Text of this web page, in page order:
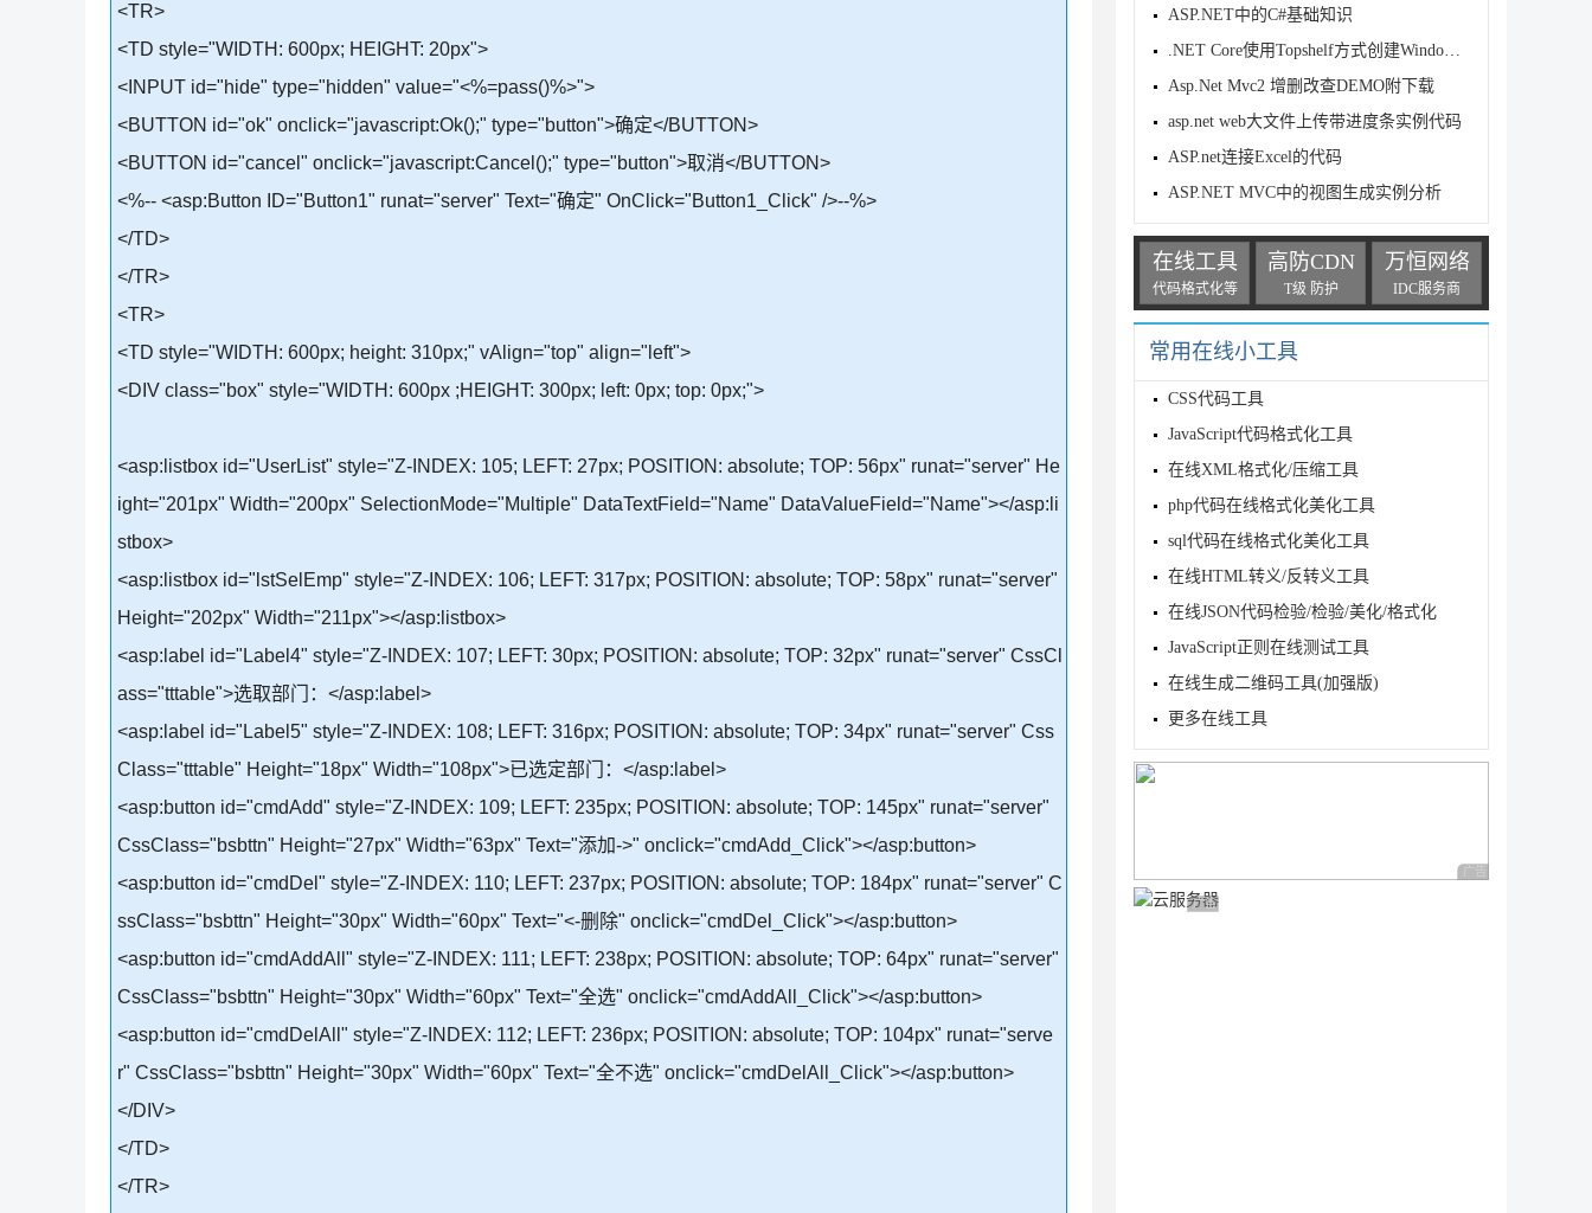
<TR>
<TD style="WIDTH: 600px; HEIGHT: 20px">
<INPUT id="hide" type="hidden" value="<%=pass()%>">
<BUTTON id="ok" onclick="javascript:Ok();" type="button">确定</BUTTON>
<BUTTON id="cancel" onclick="javascript:Cancel();" type="button">取消</BUTTON>
<%-- <asp:Button ID="Button1" runat="server" Text="确定" OnClick="Button1_Click" />--%>
</TD>
</TR>
<TR>
<TD style="WIDTH: 600px; height: 310px;" vAlign="top" align="left">
<DIV class="box" style="WIDTH: 600px ;HEIGHT: 300px; left: 0px; top: 0px;">
<asp:listbox id="UserList" style="Z-INDEX: 105; LEFT: 27px; POSITION: absolute; TOP: 56px" runat="server" He
ight="201px" Width="200px" SelectionMode="Multiple" DataTextField="Name" DataValueField="Name"></asp:li
stbox>
<asp:listbox id="lstSelEmp" style="Z-INDEX: 106; LEFT: 317px; POSITION: absolute; TOP: 58px" runat="server"
Height="202px" Width="211px"></asp:listbox>
<asp:label id="Label4" style="Z-INDEX: 107; LEFT: 30px; POSITION: absolute; TOP: 32px" runat="server" CssCl
ass="tttable">选取部门：</asp:label>
<asp:label id="Label5" style="Z-INDEX: 108; LEFT: 316px; POSITION: absolute; TOP: 34px" runat="server" Css
Class="tttable" Height="18px" Width="108px">已选定部门：</asp:label>
<asp:button id="cmdAdd" style="Z-INDEX: 109; LEFT: 235px; POSITION: absolute; TOP: 145px" runat="server"
CssClass="bsbttn" Height="27px" Width="63px" Text="添加->" onclick="cmdAdd_Click"></asp:button>
<asp:button id="cmdDel" style="Z-INDEX: 110; LEFT: 237px; POSITION: absolute; TOP: 184px" runat="server" C
ssClass="bsbttn" Height="30px" Width="60px" Text="<-删除" onclick="cmdDel_Click"></asp:button>
<asp:button id="cmdAddAll" style="Z-INDEX: 111; LEFT: 238px; POSITION: absolute; TOP: 64px" runat="server"
CssClass="bsbttn" Height="30px" Width="60px" Text="全选" onclick="cmdAddAll_Click"></asp:button>
<asp:button id="cmdDelAll" style="Z-INDEX: 112; LEFT: 236px; POSITION: absolute; TOP: 104px" runat="serve
r" CssClass="bsbttn" Height="30px" Width="60px" Text="全不选" onclick="cmdDelAll_Click"></asp:button>
</DIV>
</TD>
</TR>
ASP.NET中的C#基础知识
.NET Core使用Topshelf方式创建Windows服务的全过程记录
Asp.Net Mvc2 增删改查DEMO附下载
asp.net web大文件上传带进度条实例代码
ASP.net连接Excel的代码
ASP.NET MVC中的视图生成实例分析
在线工具
代码格式化等
高防CDN
T级 防护
万恒网络
IDC服务商
常用在线小工具
CSS代码工具
JavaScript代码格式化工具
在线XML格式化/压缩工具
php代码在线格式化美化工具
sql代码在线格式化美化工具
在线HTML转义/反转义工具
在线JSON代码检验/检验/美化/格式化
JavaScript正则在线测试工具
在线生成二维码工具(加强版)
更多在线工具
广告 商业广告，理性
广告 商业广告，理性选择